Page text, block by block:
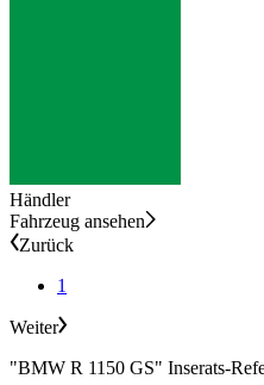
Händler
Fahrzeug ansehen
Zurück
1
Weiter
"BMW R 1150 GS" Inserats-